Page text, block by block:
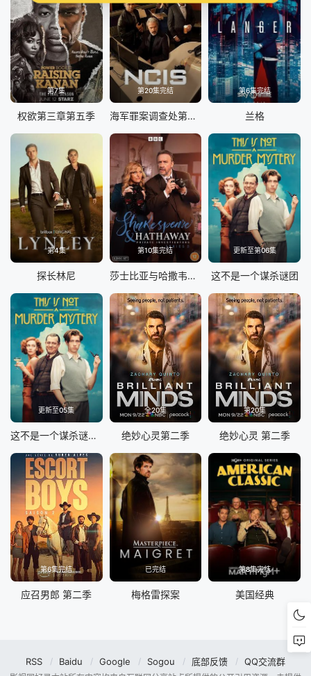
第7集
权欲第三章第五季
第20集完结
海军罪案调查处第二十三季
第6集完结
兰格
第4集
探长林尼
第10集完结
莎士比亚与哈撒韦，私人调查员 第五季
更新至第06集
这不是一个谋杀谜团
更新至05集
这不是一个谋杀谜团第一季
全20集
绝妙心灵第二季
第20集
绝妙心灵 第二季
第6集完结
应召男郎 第二季
已完结
梅格雷探案
第8集完结
美国经典
RSS Baidu Google Sogou 底部反馈 QQ交流群